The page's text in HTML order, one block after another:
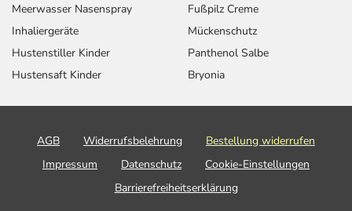
Meerwasser Nasenspray
Inhaliergeräte
Hustenstiller Kinder
Hustensaft Kinder
Fußpilz Creme
Mückenschutz
Panthenol Salbe
Bryonia
AGB Widerrufsbelehrung
Bestellung widerrufen
Impressum
Datenschutz
Cookie-Einstellungen
Barrierefreiheitserklärung